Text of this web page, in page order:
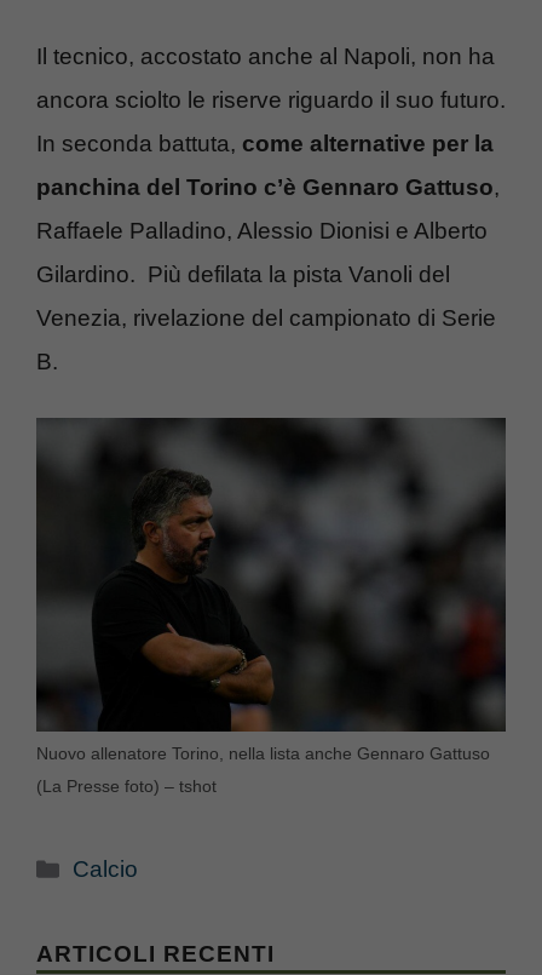
Il tecnico, accostato anche al Napoli, non ha
ancora sciolto le riserve riguardo il suo futuro.
In seconda battuta, come alternative per la
panchina del Torino c’è Gennaro Gattuso,
Raffaele Palladino, Alessio Dionisi e Alberto
Gilardino. Più defilata la pista Vanoli del
Venezia, rivelazione del campionato di Serie
B.
Nuovo allenatore Torino, nella lista anche Gennaro Gattuso
(La Presse foto) – tshot
Categorie
Calcio
ARTICOLI RECENTI